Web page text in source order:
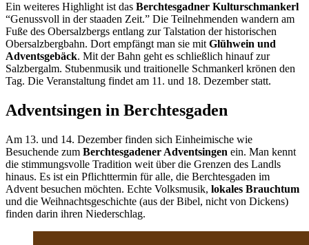
Ein weiteres Highlight ist das Berchtesgadner Kulturschmankerl
“Genussvoll in der staaden Zeit.” Die Teilnehmenden wandern am
Fuße des Obersalzbergs entlang zur Talstation der historischen
Obersalzbergbahn. Dort empfängt man sie mit Glühwein und
Adventsgebäck. Mit der Bahn geht es schließlich hinauf zur
Salzbergalm. Stubenmusik und traitionelle Schmankerl krönen den
Tag. Die Veranstaltung findet am 11. und 18. Dezember statt.
Adventsingen in Berchtesgaden
Am 13. und 14. Dezember finden sich Einheimische wie
Besuchende zum Berchtesgadener Adventsingen ein. Man kennt
die stimmungsvolle Tradition weit über die Grenzen des Landls
hinaus. Es ist ein Pflichttermin für alle, die Berchtesgaden im
Advent besuchen möchten. Echte Volksmusik, lokales Brauchtum
und die Weihnachtsgeschichte (aus der Bibel, nicht von Dickens)
finden darin ihren Niederschlag.